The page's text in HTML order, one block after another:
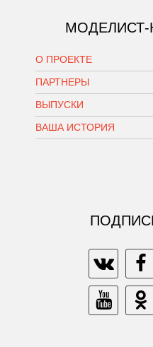
МОДЕЛИСТ-
О ПРОЕКТЕ
ПАРТНЕРЫ
ВЫПУСКИ
ВАША ИСТОРИЯ